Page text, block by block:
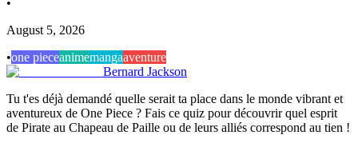
August 5, 2026
•one pieceanimemangaaventure
Bernard Jackson
Tu t'es déjà demandé quelle serait ta place dans le monde vibrant et
aventureux de One Piece ? Fais ce quiz pour découvrir quel esprit
de Pirate au Chapeau de Paille ou de leurs alliés correspond au tien !